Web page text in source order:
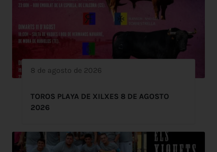
8 de agosto de 2026
TOROS PLAYA DE XILXES 8 DE AGOSTO
2026